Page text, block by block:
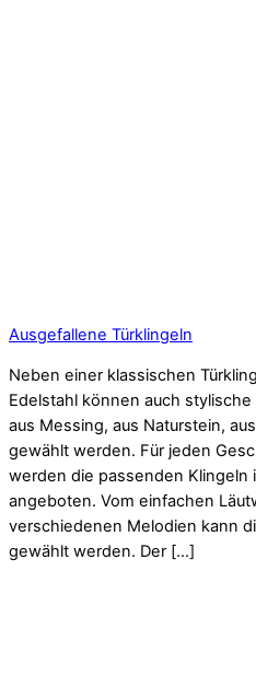
Ausgefallene Türklingeln
Neben einer klassischen
Edelstahl können auch stylische
aus Messing, aus Naturstein,
gewählt werden. Für jeden
werden die passenden Klingeln
angeboten. Vom einfachen
verschiedenen Melodien kann
gewählt werden. Der […]